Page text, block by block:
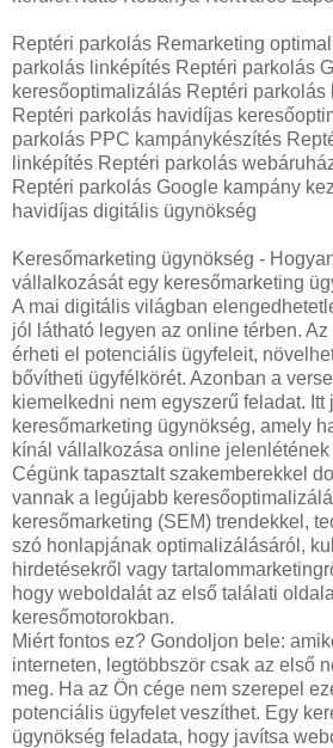
Reptéri parkolás Remarketing
parkolás linképítés Reptéri parkolás
keresőoptimalizálás Reptéri
Reptéri parkolás havidíjas
parkolás PPC kampánykészítés
linképítés Reptéri parkolás
Reptéri parkolás Google kampány
havidíjas digitális ügynökség
Keresőmarketing ügynökség -
vállalkozását egy keresőmarketing
A mai digitális világban
jól látható legyen az online térben. Az
érheti el potenciális ügyfeleit,
bővítheti ügyfélkörét. Azonban a
kiemelkedni nem egyszerű feladat. Itt
keresőmarketing ügynökség, amely
kínál vállalkozása online jelenlétének
Cégünk tapasztalt szakemberekkel
vannak a legújabb
keresőmarketing (SEM) trendekkel,
szó honlapjának optimalizálásáról,
hirdetésekről vagy
hogy weboldalát az első találati
keresőmotorokban.
Miért fontos ez? Gondoljon bele:
interneten, legtöbbször csak az első
meg. Ha az Ön cége nem szerepel
potenciális ügyfelet veszíthet. Egy
ügynökség feladata, hogy javítsa